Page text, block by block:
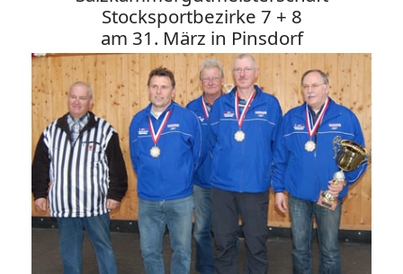
Stocksportbezirke 7 + 8
am 31. März in Pinsdorf